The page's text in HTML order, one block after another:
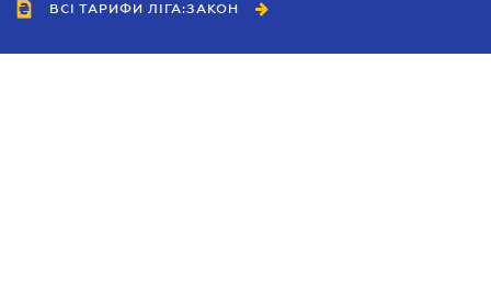
ВСІ ТАРИФИ ЛІГА:ЗАКОН